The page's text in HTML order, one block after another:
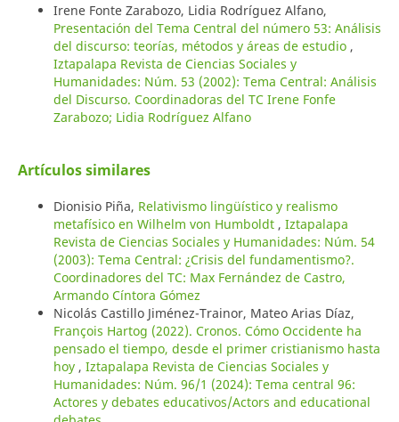
Irene Fonte Zarabozo, Lidia Rodríguez Alfano,
Presentación del Tema Central del número 53: Análisis
del discurso: teorías, métodos y áreas de estudio ,
Iztapalapa Revista de Ciencias Sociales y
Humanidades: Núm. 53 (2002): Tema Central: Análisis
del Discurso. Coordinadoras del TC Irene Fonfe
Zarabozo; Lidia Rodríguez Alfano
Artículos similares
Dionisio Piña, Relativismo lingüístico y realismo
metafísico en Wilhelm von Humboldt , Iztapalapa
Revista de Ciencias Sociales y Humanidades: Núm. 54
(2003): Tema Central: ¿Crisis del fundamentismo?.
Coordinadores del TC: Max Fernández de Castro,
Armando Cíntora Gómez
Nicolás Castillo Jiménez-Trainor, Mateo Arias Díaz,
François Hartog (2022). Cronos. Cómo Occidente ha
pensado el tiempo, desde el primer cristianismo hasta
hoy , Iztapalapa Revista de Ciencias Sociales y
Humanidades: Núm. 96/1 (2024): Tema central 96:
Actores y debates educativos/Actors and educational